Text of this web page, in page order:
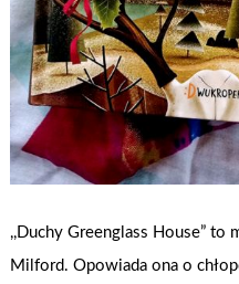
,,Duchy Greenglass House” to
Milford. Opowiada ona o